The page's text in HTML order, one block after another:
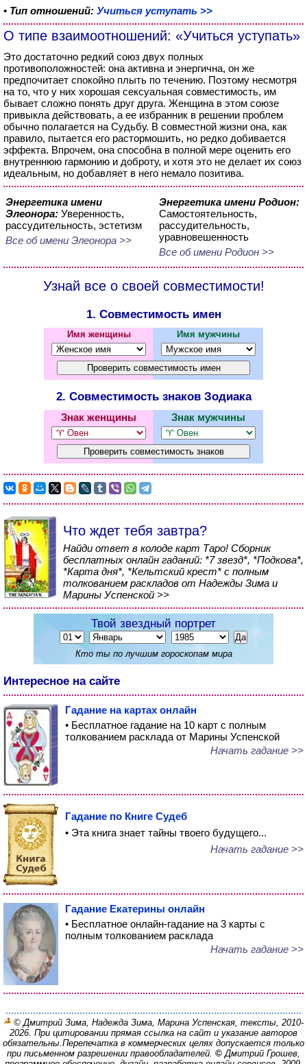
• Тип отношений: Учиться уступать >>
О типе взаимоотношений: «Учиться уступать»
Это достаточно редкий союз двух полных
противоположностей: она активна и энергична, он же
предпочитает спокойно плыть по течению. Поэтому несмотря
на то, что у них хорошая сексуальная совместимость, им
бывает сложно понять друг друга. Женщина в этом союзе
привыкла действовать, а ее избранник в решении проблем
обычно полагается на Судьбу. В совместной жизни она, как
правило, пытается его растормошить, но редко добивается
эффекта. Впрочем, она способна в полной мере оценить его
внутреннюю гармонию и доброту, и хотя это не делает их союз
идеальным, но добавляет в него немало позитива.
Энергетика имени
Элеонора: Уверенность,
рассудительность, эстетизм
Все об имени Элеонора >>
Энергетика имени Родион:
Самостоятельность,
рассудительность,
уравновешенность
Все об имени Родион >>
Узнай все о своей совместимости!
1. Совместимость имен
Имя женщины Имя мужчины
2. Совместимость знаков Зодиака
Знак женщины Знак мужчины
Что ждет тебя завтра?
Найди ответ в колоде карт Таро! Сборник
бесплатных онлайн гаданий: *7 звезд*, *Подкова*,
*Карта дня*, *Кельтский крест* с полным
толкованием раскладов от Надежды Зима и
Марины Успенской >>
Твой звездный портрет
Кто ты по лучшим гороскопам мира
Интересное на сайте
Гадание на картах онлайн
• Бесплатное гадание на 10 карт с полным
толкованием расклада от Марины Успенской
Начать гадание >>
Гадание по Книге Судеб
• Эта книга знает тайны твоего будущего...
Начать гадание >>
Гадание Екатерины онлайн
• Бесплатное онлайн-гадание на 3 карты с
полным толкованием расклада
Начать гадание >>
© Дмитрий Зима, Надежда Зима, Марина Успенская, тексты, 2010-
2026. При цитировании прямая ссылка на сайт и указание авторов
обязательны.Перепечатка в коммерческих целях допускается только
при письменном разрешении правообладателей. © Дмитрий Грошев,